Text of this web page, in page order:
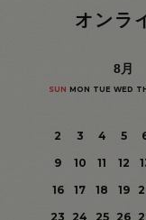
オンラ
8月
SUN MON TUE WED
2
3 4 5
9
10 11 12
16
17 18 19
23
24 25 26